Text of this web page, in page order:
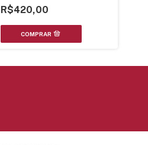
R$420,00